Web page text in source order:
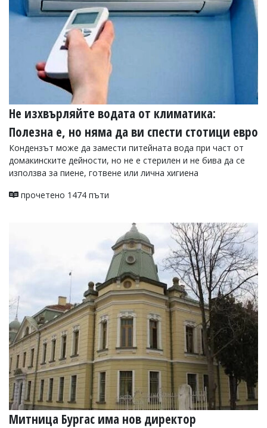
Не изхвърляйте водата от климатика:
Полезна е, но няма да ви спести стотици евро
Кондензът може да замести питейната вода при част от
домакинските дейности, но не е стерилен и не бива да се
използва за пиене, готвене или лична хигиена
прочетено 1474 пъти
Митница Бургас има нов директор